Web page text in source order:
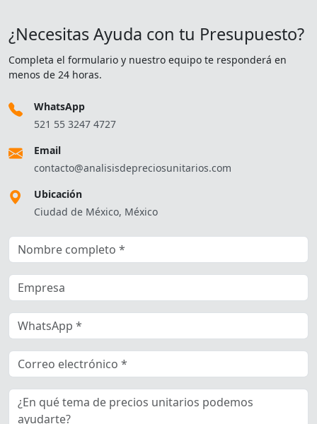
¿Necesitas Ayuda con tu Presupuesto?
Completa el formulario y nuestro equipo te responderá en
menos de 24 horas.
WhatsApp
521 55 3247 4727
Email
contacto@analisisdepreciosunitarios.com
Ubicación
Ciudad de México, México